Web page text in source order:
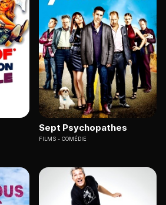
Sept Psychopathes
FILMS COMÉDIE